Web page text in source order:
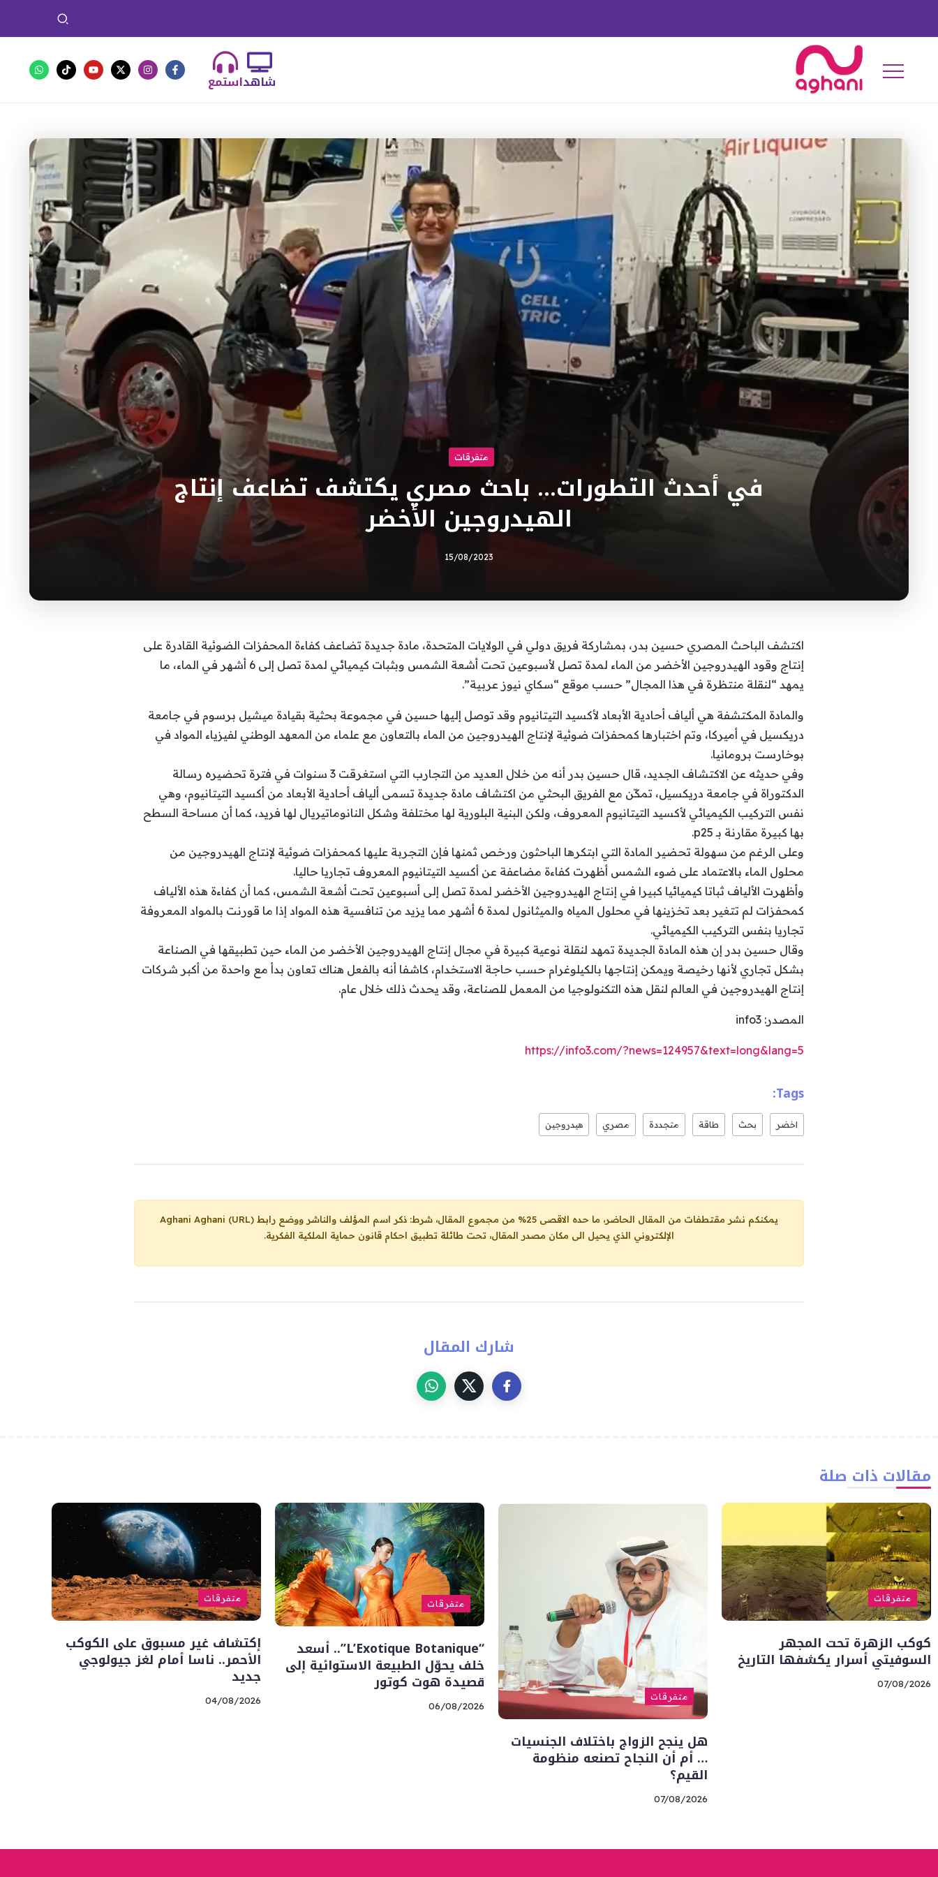
استمعشاهد
متفرقات
في أحدث التطورات… باحث مصري يكتشف تضاعف إنتاج
الهيدروجين الأخضر
15/08/2023
اكتشف الباحث المصري حسين بدر، بمشاركة فريق دولي في الولايات المتحدة، مادة جديدة تضاعف كفاءة المحفزات الضوئية القادرة على
إنتاج وقود الهيدروجين الأخضر من الماء لمدة تصل لأسبوعين تحت أشعة الشمس وبثبات كيميائي لمدة تصل إلى 6 أشهر في الماء، ما
يمهد “لنقلة منتظرة في هذا المجال” حسب موقع “سكاي نيوز عربية”.
والمادة المكتشفة هي ألياف أحادية الأبعاد لأكسيد التيتانيوم وقد توصل إليها حسين في مجموعة بحثية بقيادة ميشيل برسوم في جامعة
دريكسيل في أميركا، وتم اختبارها كمحفزات ضوئية لإنتاج الهيدروجين من الماء بالتعاون مع علماء من المعهد الوطني لفيزياء المواد في
بوخارست برومانيا.
وفي حديثه عن الاكتشاف الجديد، قال حسين بدر أنه من خلال العديد من التجارب التي استغرقت 3 سنوات في فترة تحضيره رسالة
الدكتوراة في جامعة دريكسيل، تمكّن مع الفريق البحثي من اكتشاف مادة جديدة تسمى ألياف أحادية الأبعاد من أكسيد التيتانيوم، وهي
نفس التركيب الكيميائي لأكسيد التيتانيوم المعروف، ولكن البنية البلورية لها مختلفة وشكل النانوماتيريال لها فريد، كما أن مساحة السطح
بها كبيرة مقارنة بـ p25.
وعلى الرغم من سهولة تحضير المادة التي ابتكرها الباحثون ورخص ثمنها فإن التجربة عليها كمحفزات ضوئية لإنتاج الهيدروجين من
محلول الماء بالاعتماد على ضوء الشمس أظهرت كفاءة مضاعفة عن أكسيد التيتانيوم المعروف تجاريا حاليا.
وأظهرت الألياف ثباتا كيميائيا كبيرا في إنتاج الهيدروجين الأخضر لمدة تصل إلى أسبوعين تحت أشعة الشمس، كما أن كفاءة هذه الألياف
كمحفزات لم تتغير بعد تخزينها في محلول المياه والميثانول لمدة 6 أشهر مما يزيد من تنافسية هذه المواد إذا ما قورنت بالمواد المعروفة
تجاريا بنفس التركيب الكيميائي.
وقال حسين بدر إن هذه المادة الجديدة تمهد لنقلة نوعية كبيرة في مجال إنتاج الهيدروجين الأخضر من الماء حين تطبيقها في الصناعة
بشكل تجاري لأنها رخيصة ويمكن إنتاجها بالكيلوغرام حسب حاجة الاستخدام، كاشفا أنه بالفعل هناك تعاون بدأ مع واحدة من أكبر شركات
إنتاج الهيدروجين في العالم لنقل هذه التكنولوجيا من المعمل للصناعة، وقد يحدث ذلك خلال عام.
المصدر: info3
https://info3.com/?news=124957&text=long&lang=5
Tags:
اخضر بحث طاقة متجددة مصري هيدروجين
يمكنكم نشر مقتطفات من المقال الحاضر، ما حده الاقصى 25% من مجموع المقال، شرط: ذكر اسم المؤلف والناشر ووضع رابط
Aghani Aghani (URL)
الإلكتروني الذي يحيل الى مكان مصدر المقال، تحت طائلة تطبيق احكام قانون حماية الملكية الفكرية.
شارك المقال
مقالات ذات صلة
متفرقات
كوكب الزهرة تحت المجهر
السوفيتي أسرار يكشفها التاريخ
07/08/2026
متفرقات
هل ينجح الزواج باختلاف الجنسيات
… أم أن النجاح تصنعه منظومة
القيم؟
07/08/2026
متفرقات
“L’Exotique Botanique”.. أسعد
خلف يحوّل الطبيعة الاستوائية إلى
قصيدة هوت كوتور
06/08/2026
متفرقات
إكتشاف غير مسبوق على الكوكب
الأحمر.. ناسا أمام لغز جيولوجي
جديد
04/08/2026